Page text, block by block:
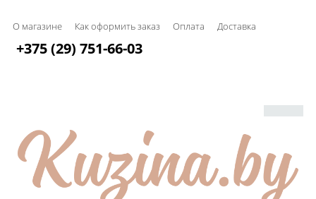
О магазине Как оформить заказ Оплата Доставка
+375 (29) 751-66-03